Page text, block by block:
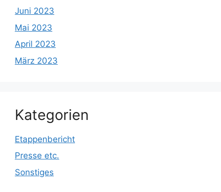
Juni 2023
Mai 2023
April 2023
März 2023
Kategorien
Etappenbericht
Presse etc.
Sonstiges